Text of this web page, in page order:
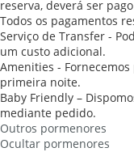
reserva, deverá ser
Todos os pagamentos
Serviço de Transfer -
um custo adicional.
Amenities -
primeira noite.
Baby Friendly –
mediante pedido.
Outros pormenores
Ocultar pormenores